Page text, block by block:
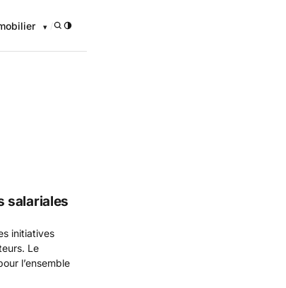
/
salariales
initiatives
Le
l’ensemble